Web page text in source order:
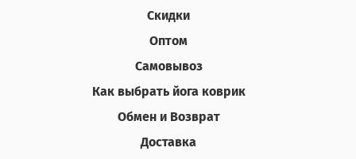
Скидки
Оптом
Самовывоз
Как выбрать йога коврик
Обмен и Возврат
Доставка